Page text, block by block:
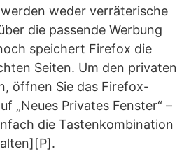
weder verräterische
die passende Werbung
speichert Firefox die
Seiten. Um den privaten
öffnen Sie das Firefox-
„Neues Privates Fenster“ –
die Tastenkombination